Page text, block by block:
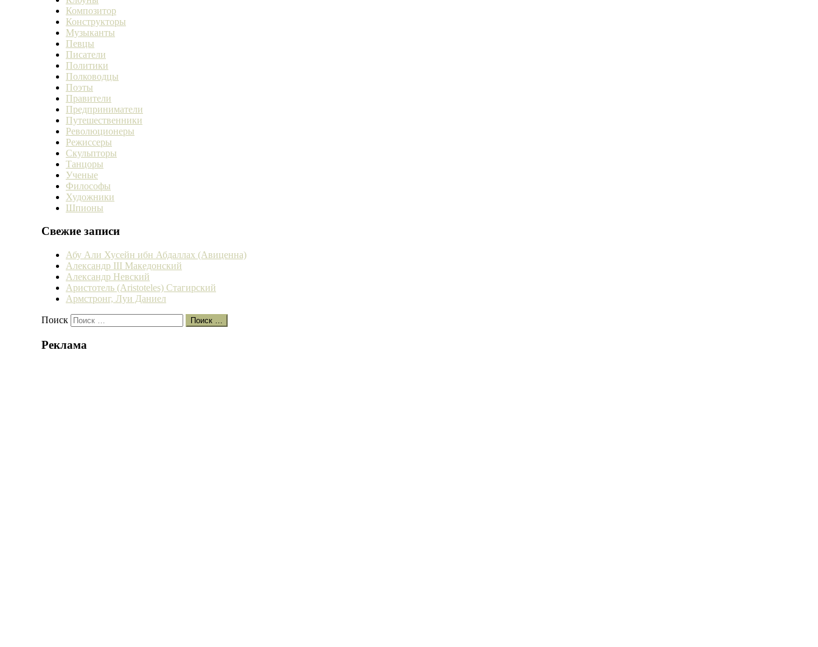
Композитор
Конструкторы
Музыканты
Певцы
Писатели
Политики
Полководцы
Поэты
Правители
Предприниматели
Путешественники
Революционеры
Режиссеры
Скульпторы
Танцоры
Ученые
Философы
Художники
Шпионы
Свежие записи
Абу Али Хусейн ибн Абдаллах (Авиценна)
Александр III Македонский
Александр Невский
Аристотель (Aristoteles) Стагирский
Армстронг, Луи Даниел
Поиск Поиск …
Реклама